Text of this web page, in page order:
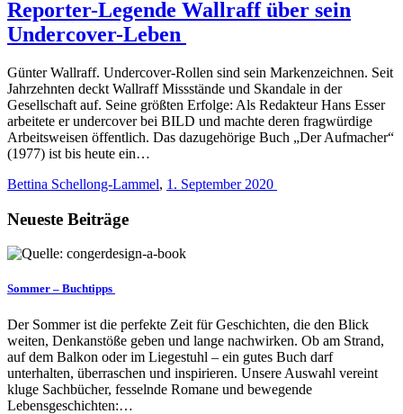
Reporter-Legende Wallraff über sein
Undercover-Leben
Günter Wallraff. Undercover-Rollen sind sein Markenzeichnen. Seit
Jahrzehnten deckt Wallraff Missstände und Skandale in der
Gesellschaft auf. Seine größten Erfolge: Als Redakteur Hans Esser
arbeitete er undercover bei BILD und machte deren fragwürdige
Arbeitsweisen öffentlich. Das dazugehörige Buch „Der Aufmacher“
(1977) ist bis heute ein…
Bettina Schellong-Lammel, 1. September 2020
Neueste Beiträge
Sommer – Buchtipps
Der Sommer ist die perfekte Zeit für Geschichten, die den Blick
weiten, Denkanstöße geben und lange nachwirken. Ob am Strand,
auf dem Balkon oder im Liegestuhl – ein gutes Buch darf
unterhalten, überraschen und inspirieren. Unsere Auswahl vereint
kluge Sachbücher, fesselnde Romane und bewegende
Lebensgeschichten:…